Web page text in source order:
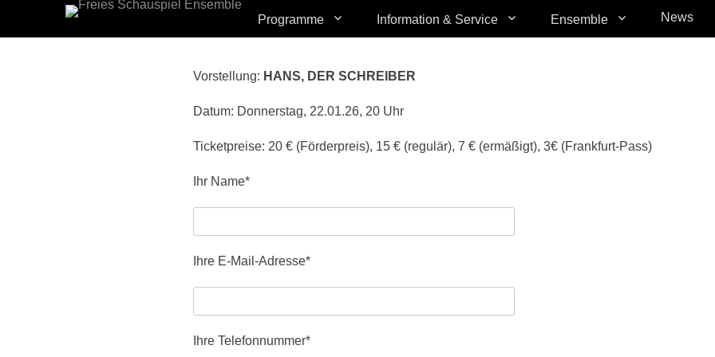
Primary Menu
Skip
Programme Information & Service Ensemble News
Vorstellung: HANS, DER SCHREIBER
Datum: Donnerstag, 22.01.26, 20 Uhr
Ticketpreise: 20 € (Förderpreis), 15 € (regulär), 7 € (ermäßigt), 3€ (Frankfurt-Pass)
Ihr Name*
Ihre E-Mail-Adresse*
Ihre Telefonnummer*